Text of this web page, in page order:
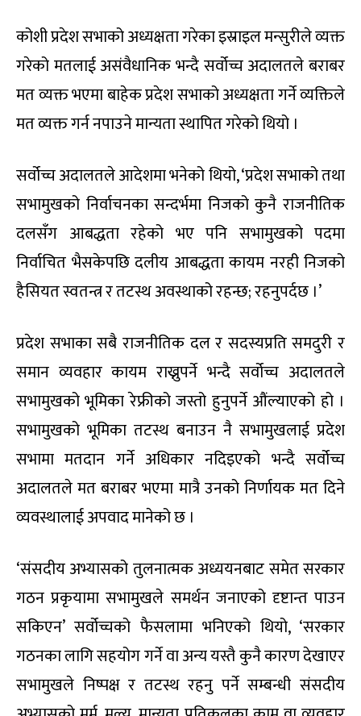
कोशी प्रदेश सभाको अध्यक्षता गरेका इस्राइल मन्सुरीले व्यक्त
गरेको मतलाई असंवैधानिक भन्दै सर्वोच्च अदालतले बराबर
मत व्यक्त भएमा बाहेक प्रदेश सभाको अध्यक्षता गर्ने व्यक्तिले
मत व्यक्त गर्न नपाउने मान्यता स्थापित गरेको थियो ।
सर्वोच्च अदालतले आदेशमा भनेको थियो, ‘प्रदेश सभाको तथा
सभामुखको निर्वाचनका सन्दर्भमा निजको कुनै राजनीतिक
दलसँग आबद्धता रहेको भए पनि सभामुखको पदमा
निर्वाचित भैसकेपछि दलीय आबद्धता कायम नरही निजको
हैसियत स्वतन्त्र र तटस्थ अवस्थाको रहन्छ; रहनुपर्दछ ।’
प्रदेश सभाका सबै राजनीतिक दल र सदस्यप्रति समदुरी र
समान व्यवहार कायम राख्नुपर्ने भन्दै सर्वोच्च अदालतले
सभामुखको भूमिका रेफ्रीको जस्तो हुनुपर्ने औंल्याएको हो ।
सभामुखको भूमिका तटस्थ बनाउन नै सभामुखलाई प्रदेश
सभामा मतदान गर्ने अधिकार नदिइएको भन्दै सर्वोच्च
अदालतले मत बराबर भएमा मात्रै उनको निर्णायक मत दिने
व्यवस्थालाई अपवाद मानेको छ ।
‘संसदीय अभ्यासको तुलनात्मक अध्ययनबाट समेत सरकार
गठन प्रकृयामा सभामुखले समर्थन जनाएको दृष्टान्त पाउन
सकिएन’ सर्वोच्चको फैसलामा भनिएको थियो, ‘सरकार
गठनका लागि सहयोग गर्ने वा अन्य यस्तै कुनै कारण देखाएर
सभामुखले निष्पक्ष र तटस्थ रहनु पर्ने सम्बन्धी संसदीय